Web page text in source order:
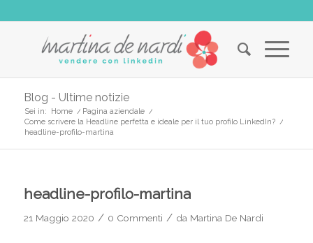
Blog - Ultime notizie
Sei in: Home / Pagina aziendale /
Come scrivere la Headline perfetta e ideale per il tuo profilo LinkedIn? /
headline-profilo-martina
headline-profilo-martina
21 Maggio 2020 / 0 Commenti / da Martina De Nardi